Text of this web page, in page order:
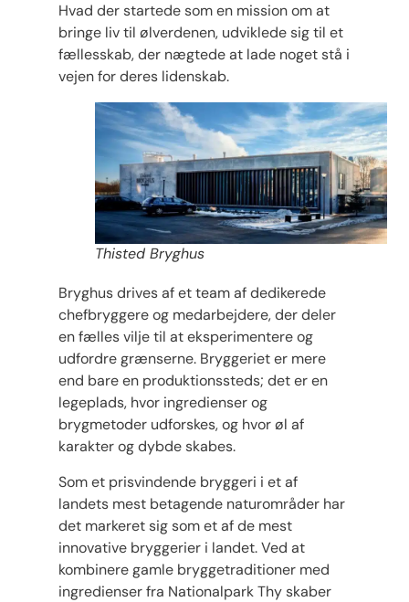
Hvad der startede som en mission om at
bringe liv til ølverdenen, udviklede sig til et
fællesskab, der nægtede at lade noget stå i
vejen for deres lidenskab.
Thisted Bryghus
Bryghus drives af et team af dedikerede
chefbryggere og medarbejdere, der deler
en fælles vilje til at eksperimentere og
udfordre grænserne. Bryggeriet er mere
end bare en produktionssteds; det er en
legeplads, hvor ingredienser og
brygmetoder udforskes, og hvor øl af
karakter og dybde skabes.
Som et prisvindende bryggeri i et af
landets mest betagende naturområder har
det markeret sig som et af de mest
innovative bryggerier i landet. Ved at
kombinere gamle bryggetraditioner med
ingredienser fra Nationalpark Thy skaber